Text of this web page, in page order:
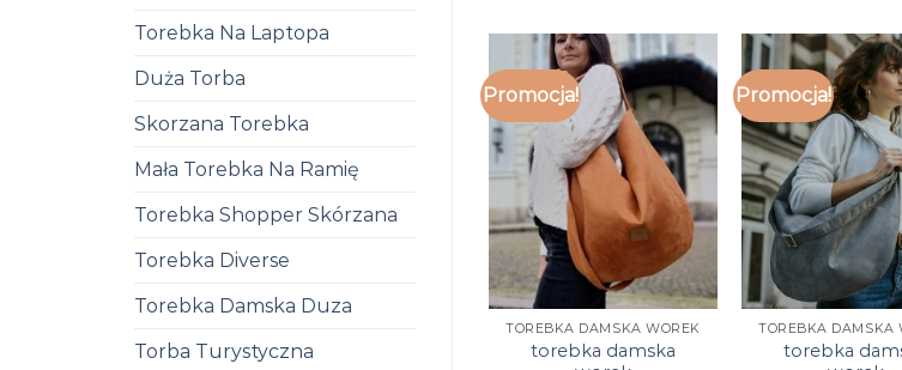
Torebka Na Laptopa
Duża Torba
Skorzana Torebka
Mała Torebka Na Ramię
Torebka Shopper Skórzana
Torebka Diverse
Torebka Damska Duza
Torba Turystyczna
Promocja!
TOREBKA DAMSKA WOREK
torebka damska
Promocja!
TOREBKA DAMSKA
torebka